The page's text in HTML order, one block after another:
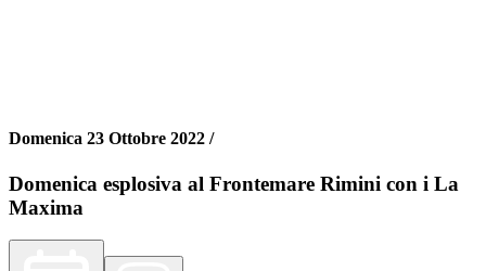
Domenica 23 Ottobre 2022 /
Domenica esplosiva al Frontemare Rimini con i La
Maxima